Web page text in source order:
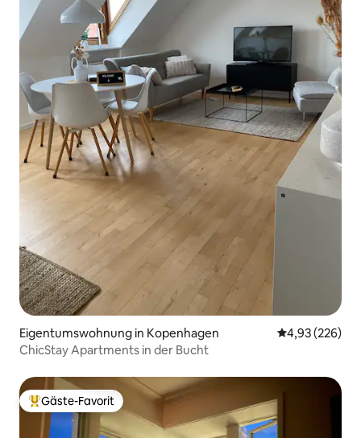
Eigentumswohnung in Kopenhagen
4,93 (226)
ChicStay Apartments in der Bucht
Beliebter Gäste-Favorit.
Gäste-Favorit